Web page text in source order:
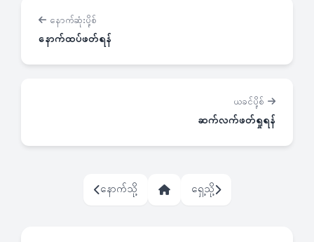
နောက်ဆုံးပို့စ်
နောက်ထပ်ဖတ်ရန်
ယခင်ပို့စ်
ဆက်လက်ဖတ်ရှုရန်
နောက်သို့ ရှေ့သို့